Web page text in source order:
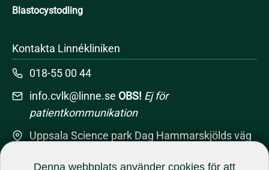
Blastocystodling
Kontakta Linnékliniken
018-55 00 44
info.cvlk@linne.se OBS! Ej för
patientkommunikation
Uppsala Science park Dag Hammarskjölds väg
Denna webbplats använder cookies för att